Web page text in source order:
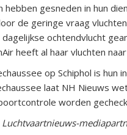
gesneden in hun
de geringe vraag
ochtendvlucht
heeft al haar vluchten
op Schiphol is hun
laat NH Nieuws
worden